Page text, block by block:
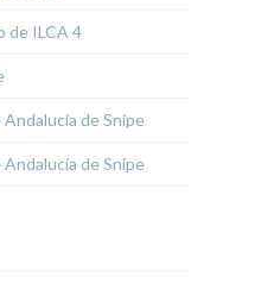
de ILCA 4
de Snipe
de Snipe